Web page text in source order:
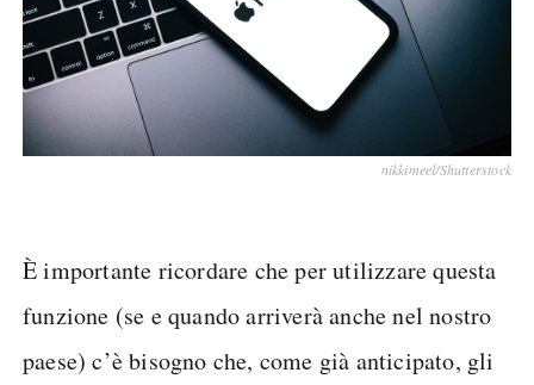
nikkimeel/Shutterstock
È importante ricordare che per utilizzare questa
funzione (se e quando arriverà anche nel nostro
paese) c’è bisogno che, come già anticipato, gli